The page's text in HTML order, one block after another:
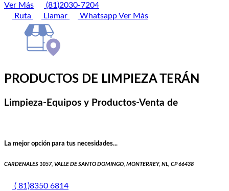
Ver Más
(81)2030-7204
Ruta
Llamar WhatsappVer Más
PRODUCTOS DE LIMPIEZA TERÁN
Limpieza-Equipos y Productos-Venta de
La mejor opción para tus necesidades...
CARDENALES 1057, VALLE DE SANTO DOMINGO, MONTERREY, NL, CP 66438
( 81)8350 6814